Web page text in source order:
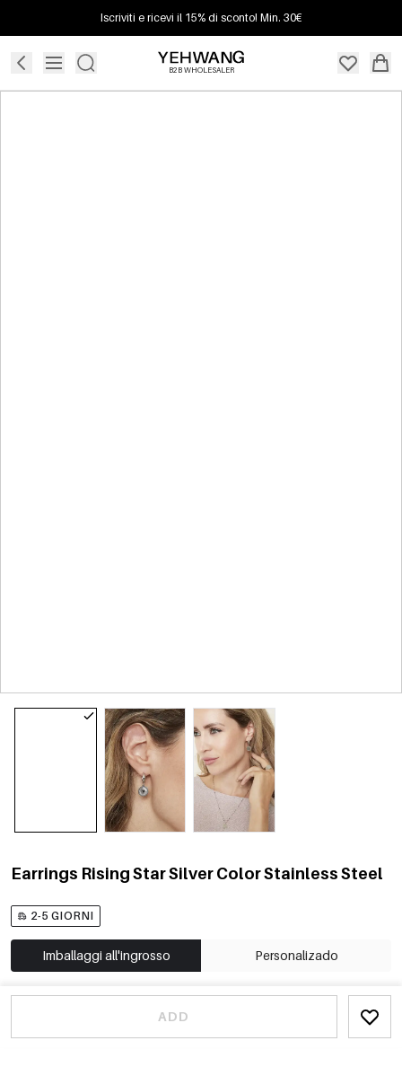
Iscriviti e ricevi il 15% di sconto! Min. 30€
B2B WHOLESALER
Earrings Rising Star Silver Color Stainless Steel
2-5 GIORNI
Imballaggi all'ingrosso Personalizado
ADD